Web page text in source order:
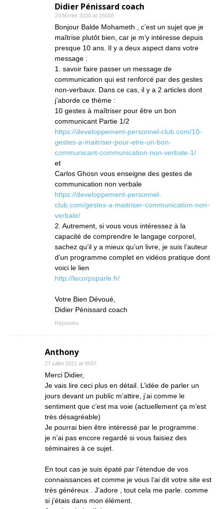
Didier Pénissard coach
24 février 2020 at 16h58
Bonjour Balde Mohameth , c’est un sujet que je
maîtrise plutôt bien, car je m’y intéresse depuis
presque 10 ans. Il y a deux aspect dans votre
message :
1. savoir faire passer un message de
communication qui est renforcé par des gestes
non-verbaux. Dans ce cas, il y a 2 articles dont
j’aborde ce thème :
10 gestes à maîtriser pour être un bon
communicant Partie 1/2
https://developpement-personnel-club.com/10-
gestes-a-maitriser-pour-etre-un-bon-
communicant-communication-non-verbale-1/
et
Carlos Ghosn vous enseigne des gestes de
communication non verbale
https://developpement-personnel-
club.com/gestes-a-maitriser-communication-non-
verbale/
2. Autrement, si vous vous intéressez à la
capacité de comprendre le langage corporel,
sachez qu’il y a mieux qu’un livre, je suis l’auteur
d’un programme complet en vidéos pratique dont
voici le lien
http://lecorpsparle.fr/
Votre Bien Dévoué,
Didier Pénissard coach
Répondre
Anthony
27 juillet 2021 at 8h57
Merci Didier,
Je vais lire ceci plus en détail. L’idée de parler un
jours devant un public m’attire, j’ai comme le
sentiment que c’est ma voie (actuellement ça m’est
très désagréable)
Je pourrai bien être intéressé par le programme.
je n’ai pas encore regardé si vous faisiez des
séminaires à ce sujet.
En tout cas je suis épaté par l’étendue de vos
connaissances et comme je vous l’ai dit votre site est
très généreux . J’adore , tout cela me parle. comme
si j’étais dans mon élément.